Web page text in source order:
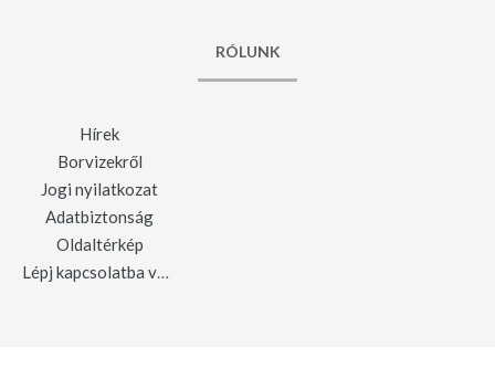
RÓLUNK
Hírek
Borvizekről
Jogi nyilatkozat
Adatbiztonság
Oldaltérkép
Lépj kapcsolatba velünk